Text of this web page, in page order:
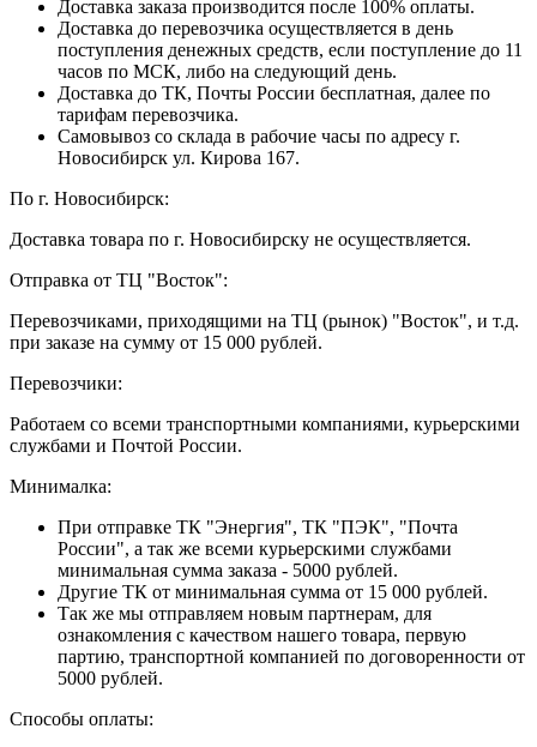
Доставка заказа производится после 100% оплаты.
Доставка до перевозчика осуществляется в день
поступления денежных средств, если поступление до 11
часов по МСК, либо на следующий день.
Доставка до ТК, Почты России бесплатная, далее по
тарифам перевозчика.
Самовывоз со склада в рабочие часы по адресу г.
Новосибирск ул. Кирова 167.
По г. Новосибирск:
Доставка товара по г. Новосибирску не осуществляется.
Отправка от ТЦ "Восток":
Перевозчиками, приходящими на ТЦ (рынок) "Восток", и т.д.
при заказе на сумму от 15 000 рублей.
Перевозчики:
Работаем со всеми транспортными компаниями, курьерскими
службами и Почтой России.
Минималка:
При отправке ТК "Энергия", ТК "ПЭК", "Почта
России", а так же всеми курьерскими службами
минимальная сумма заказа - 5000 рублей.
Другие ТК от минимальная сумма от 15 000 рублей.
Так же мы отправляем новым партнерам, для
ознакомления с качеством нашего товара, первую
партию, транспортной компанией по договоренности от
5000 рублей.
Способы оплаты: